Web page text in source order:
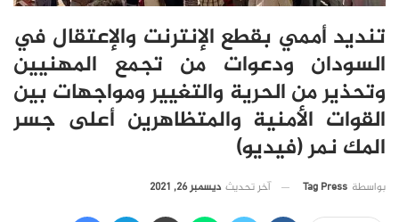
تنديد أممي بقطع الإنترنت والإعتقال في
السودان ودعوات من تجمع المهنيين
وتحذير من الحرية والتغيير ومواجهات بين
القوات الأمنية والمتظاهرين أعلى جسر
المك نمر (فيديو)
بواسطة Tag Press آخر تحديث ديسمبر 26, 2021